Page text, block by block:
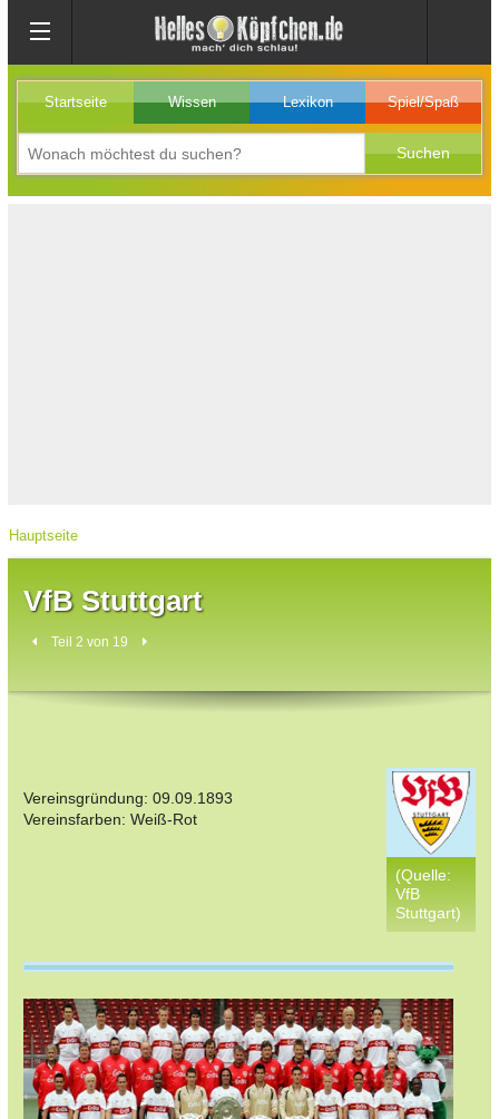
Startseite Wissen Lexikon Spiel/Spaß
Hauptseite
VfB Stuttgart
Teil 2 von 19
(Quelle:
VfB
Stuttgart)
Vereinsgründung: 09.09.1893
Vereinsfarben: Weiß-Rot